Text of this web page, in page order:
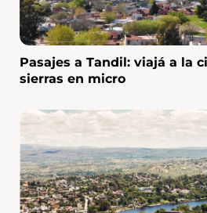
tu estancia en Buenos Aires.
Pasajes a Tandil: viajá a la
sierras en micro